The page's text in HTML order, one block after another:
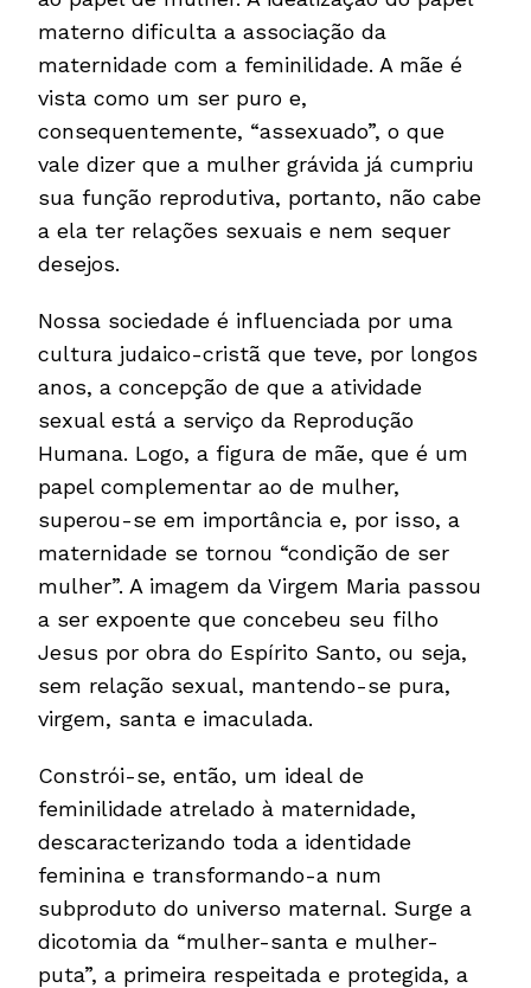
materno dificulta a associação da
maternidade com a feminilidade. A mãe é
vista como um ser puro e,
consequentemente, “assexuado”, o que
vale dizer que a mulher grávida já cumpriu
sua função reprodutiva, portanto, não cabe
a ela ter relações sexuais e nem sequer
desejos.
Nossa sociedade é influenciada por uma
cultura judaico-cristã que teve, por longos
anos, a concepção de que a atividade
sexual está a serviço da Reprodução
Humana. Logo, a figura de mãe, que é um
papel complementar ao de mulher,
superou-se em importância e, por isso, a
maternidade se tornou “condição de ser
mulher”. A imagem da Virgem Maria passou
a ser expoente que concebeu seu filho
Jesus por obra do Espírito Santo, ou seja,
sem relação sexual, mantendo-se pura,
virgem, santa e imaculada.
Constrói-se, então, um ideal de
feminilidade atrelado à maternidade,
descaracterizando toda a identidade
feminina e transformando-a num
subproduto do universo maternal. Surge a
dicotomia da “mulher-santa e mulher-
puta”, a primeira respeitada e protegida, a